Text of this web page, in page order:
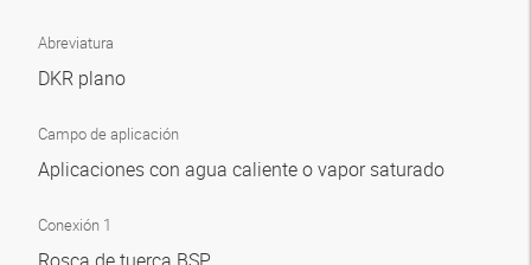
Abreviatura
DKR plano
Campo de aplicación
Aplicaciones con agua caliente o vapor saturado
Conexión 1